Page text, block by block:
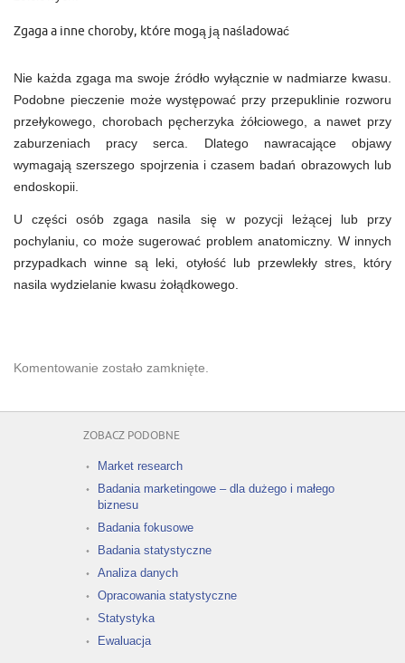
Zgaga a inne choroby, które mogą ją naśladować
Nie każda zgaga ma swoje źródło wyłącznie w nadmiarze kwasu.
Podobne pieczenie może występować przy przepuklinie rozworu
przełykowego, chorobach pęcherzyka żółciowego, a nawet przy
zaburzeniach pracy serca. Dlatego nawracające objawy
wymagają szerszego spojrzenia i czasem badań obrazowych lub
endoskopii.
U części osób zgaga nasila się w pozycji leżącej lub przy
pochylaniu, co może sugerować problem anatomiczny. W innych
przypadkach winne są leki, otyłość lub przewlekły stres, który
nasila wydzielanie kwasu żołądkowego.
Komentowanie zostało zamknięte.
ZOBACZ PODOBNE
Market research
Badania marketingowe – dla dużego i małego
biznesu
Badania fokusowe
Badania statystyczne
Analiza danych
Opracowania statystyczne
Statystyka
Ewaluacja